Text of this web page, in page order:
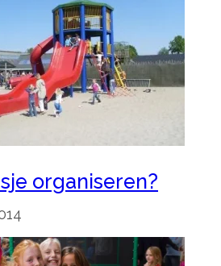
organiseren?